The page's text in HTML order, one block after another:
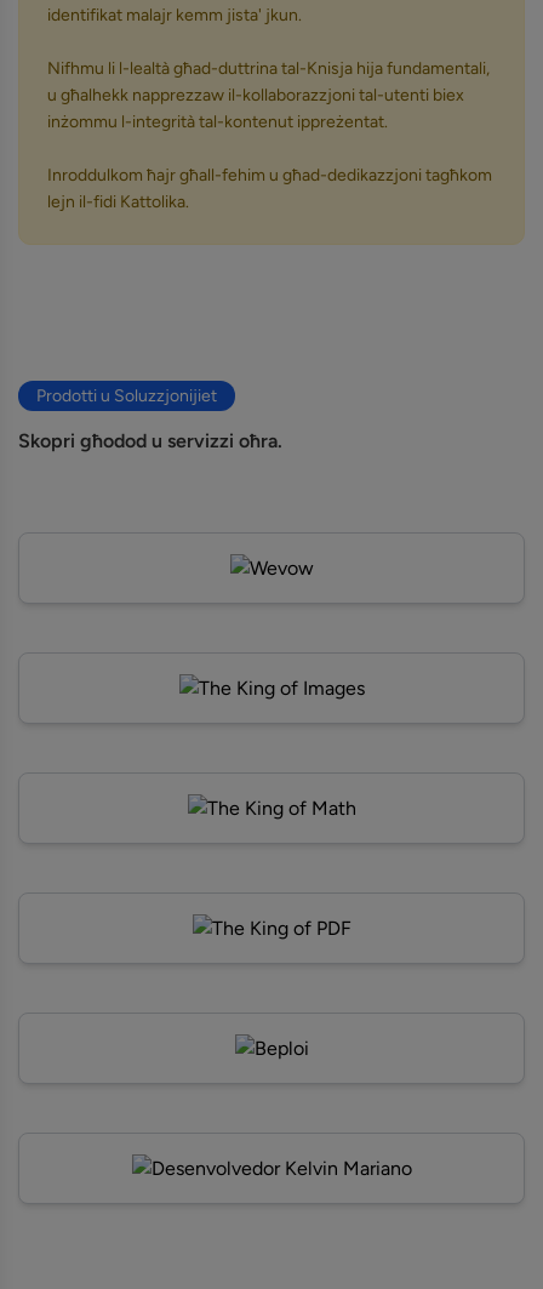
identifikat malajr kemm jista' jkun.
Nifhmu li l-lealtà għad-duttrina tal-Knisja hija fundamentali,
u għalhekk napprezzaw il-kollaborazzjoni tal-utenti biex
inżommu l-integrità tal-kontenut ippreżentat.
Inroddulkom ħajr għall-fehim u għad-dedikazzjoni tagħkom
lejn il-fidi Kattolika.
Prodotti u Soluzzjonijiet
Skopri għodod u servizzi oħra.